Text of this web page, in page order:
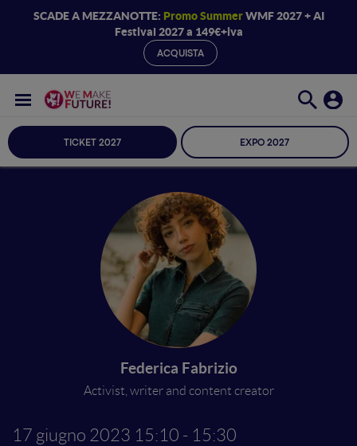
SCADE A MEZZANOTTE: Promo SummerWMF 2027 + AI
Festival 2027 a 149€+iva
ACQUISTA
TICKET 2027 EXPO 2027
Federica Fabrizio
Activist, writer and content creator
17 giugno 2023 15:10 - 15:30